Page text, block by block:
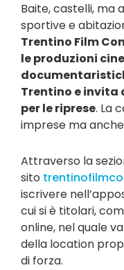
Baite, castelli, ma
sportive e
Trentino Film
le produzioni
Trentino e invita
per le riprese. La
imprese ma
Attraverso la
sito
iscrivere
cui si è titolari,
online, nel quale
della location
di forza.